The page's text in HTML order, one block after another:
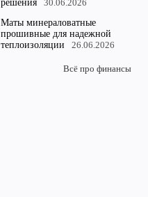
решения
30.06.2026
Маты минераловатные
прошивные для надежной
теплоизоляции
26.06.2026
Всё про финансы